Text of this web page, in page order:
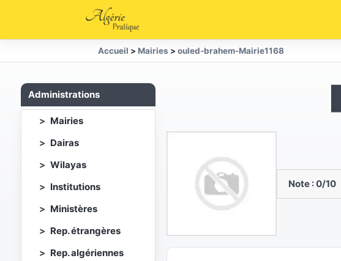
Accueil > Mairies > ouled-brahem-Mairie1168
Administrations
Mairies
Dairas
Wilayas
Institutions
Ministères
Rep. étrangères
Rep. algériennes
Note :0/10